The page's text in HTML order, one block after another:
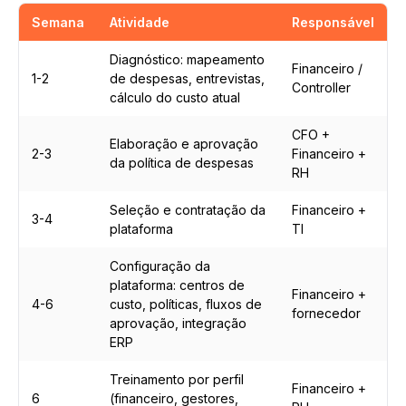
Semana Atividade Responsável
1-2
Diagnóstico: mapeamento
de despesas, entrevistas,
cálculo do custo atual
Financeiro /
Controller
2-3
Elaboração e aprovação
da política de despesas
CFO +
Financeiro +
RH
3-4
Seleção e contratação da
plataforma
Financeiro +
TI
4-6
Configuração da
plataforma: centros de
custo, políticas, fluxos de
aprovação, integração
ERP
Financeiro +
fornecedor
6
Treinamento por perfil
(financeiro, gestores,
Financeiro +